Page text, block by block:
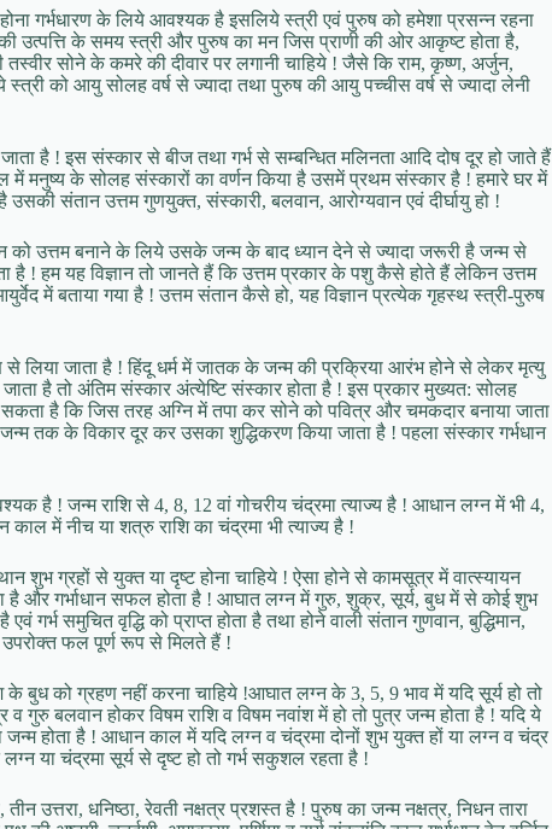
गर्भधारण के लिये आवश्यक है इसलिये स्त्री एवं पुरुष को हमेशा प्रसन्न रहना
उत्पत्ति के समय स्त्री और पुरुष का मन जिस प्राणी की ओर आकृष्ट होता है,
सोने के कमरे की दीवार पर लगानी चाहिये ! जैसे कि राम, कृष्ण, अर्जुन,
स्त्री को आयु सोलह वर्ष से ज्यादा तथा पुरुष की आयु पच्चीस वर्ष से ज्यादा लेनी
है ! इस संस्कार से बीज तथा गर्भ से सम्बन्धित मलिनता आदि दोष दूर हो जाते हैं
में मनुष्य के सोलह संस्कारों का वर्णन किया है उसमें प्रथम संस्कार है ! हमारे घर में
उसकी संतान उत्तम गुणयुक्त, संस्कारी, बलवान, आरोग्यवान एवं दीर्घायु हो !
उत्तम बनाने के लिये उसके जन्म के बाद ध्यान देने से ज्यादा जरूरी है जन्म से
! हम यह विज्ञान तो जानते हैं कि उत्तम प्रकार के पशु कैसे होते हैं लेकिन उत्तम
में बताया गया है ! उत्तम संतान कैसे हो, यह विज्ञान प्रत्येक गृहस्थ स्त्री-पुरुष
लिया जाता है ! हिंदू धर्म में जातक के जन्म की प्रक्रिया आरंभ होने से लेकर मृत्यु
है तो अंतिम संस्कार अंत्येष्टि संस्कार होता है ! इस प्रकार मुख्यत: सोलह
है कि जिस तरह अग्नि में तपा कर सोने को पवित्र और चमकदार बनाया जाता
तक के विकार दूर कर उसका शुद्धिकरण किया जाता है ! पहला संस्कार गर्भधान
है ! जन्म राशि से 4, 8, 12 वां गोचरीय चंद्रमा त्याज्य है ! आधान लग्न में भी 4,
में नीच या शत्रु राशि का चंद्रमा भी त्याज्य है !
शुभ ग्रहों से युक्त या दृष्ट होना चाहिये ! ऐसा होने से कामसूत्र में वात्स्यायन
है और गर्भाधान सफल होता है ! आघात लग्न में गुरु, शुक्र, सूर्य, बुध में से कोई शुभ
गर्भ समुचित वृद्धि को प्राप्त होता है तथा होने वाली संतान गुणवान, बुद्धिमान,
उपरोक्त फल पूर्ण रूप से मिलते हैं !
के बुध को ग्रहण नहीं करना चाहिये !आघात लग्न के 3, 5, 9 भाव में यदि सूर्य हो तो
गुरु बलवान होकर विषम राशि व विषम नवांश में हो तो पुत्र जन्म होता है ! यदि ये
होता है ! आधान काल में यदि लग्न व चंद्रमा दोनों शुभ युक्त हों या लग्न व चंद्र
या चंद्रमा सूर्य से दृष्ट हो तो गर्भ सकुशल रहता है !
तीन उत्तरा, धनिष्ठा, रेवती नक्षत्र प्रशस्त है ! पुरुष का जन्म नक्षत्र, निधन तारा